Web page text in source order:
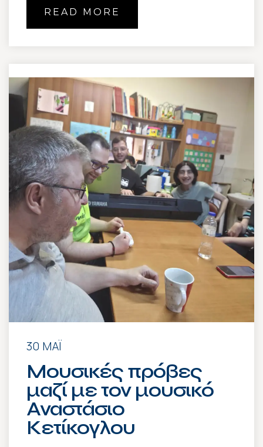
READ MORE
30 ΜΆΙ
Μουσικές πρόβες
μαζί με τον μουσικό
Αναστάσιο
Κετίκογλου